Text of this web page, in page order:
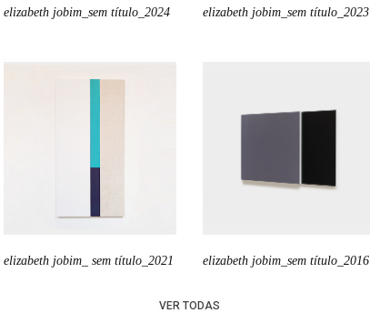
elizabeth jobim_sem título_2024 elizabeth jobim_sem título_2023
elizabeth jobim_ sem título_2021 elizabeth jobim_sem título_2016
VER TODAS